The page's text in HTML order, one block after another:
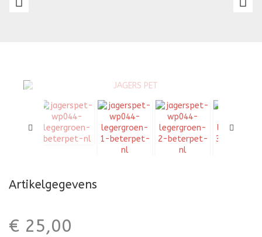
Artikelgegevens
€ 25,00